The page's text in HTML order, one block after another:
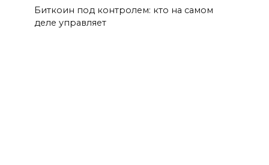
Биткоин под контролем: кто на самом
деле управляет